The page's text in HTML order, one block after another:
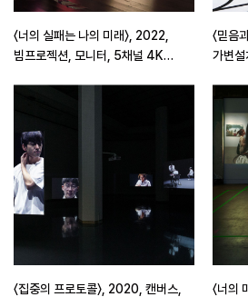
〈너의 실패는 나의 미래〉, 2022,
빔프로젝션, 모니터, 5채널 4K
〈믿음
가변설
〈집중의 프로토콜〉, 2020, 캔버스,
〈너의